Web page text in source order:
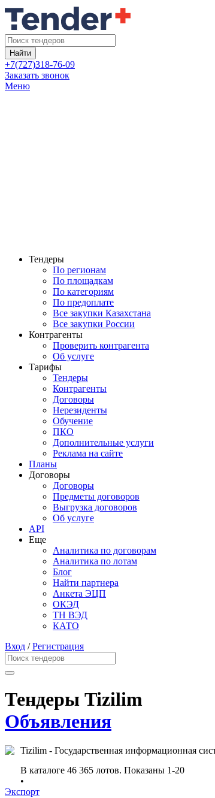
Найти
+7(727)318-76-09
Заказать звонок
Меню
Тендеры
По регионам
По площадкам
По категориям
По предоплате
Все закупки Казахстана
Все закупки России
Контрагенты
Проверить контрагента
Об услуге
Тарифы
Тендеры
Контрагенты
Договоры
Нерезиденты
Обучение
ПКО
Дополнительные услуги
Реклама на сайте
Планы
Договоры
Договоры
Предметы договоров
Выгрузка договоров
Об услуге
API
Еще
Аналитика по договорам
Аналитика по лотам
Блог
Найти партнера
Анкета ЭЦП
ОКЭД
ТН ВЭД
КАТО
Вход /Регистрация
Тендеры Tizilim
Объявления
Tizilim - Государственная информационная
В каталоге 46 365 лотов. Показаны 1-20
•
Экспорт